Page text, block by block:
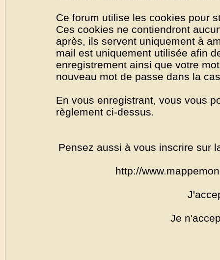
Ce forum utilise les cookies pour
Ces cookies ne contiendront
après, ils servent uniquement à
mail est uniquement utilisée afin
enregistrement ainsi que votre
nouveau mot de passe dans la
En vous enregistrant, vous vous
règlement ci-dessus.
Pensez aussi à vous inscrire sur
http://
Je